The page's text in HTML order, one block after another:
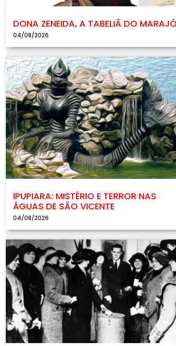
DONA ZENEIDA, A TABELIÃ DO
04/08/2026
IPUPIARA: MISTÉRIO E TERROR NAS
ÁGUAS DE SÃO VICENTE
04/08/2026